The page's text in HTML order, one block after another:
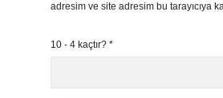
adresim ve site adresim bu tarayıcıya
10 - 4 kaçtır? *